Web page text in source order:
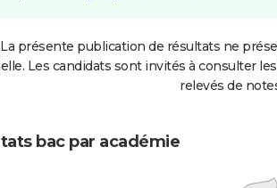
La présente publication de résultats ne
Les candidats sont invités à consulter
relevés de
bac par académie